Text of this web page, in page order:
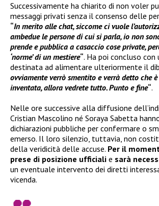
Successivamente ha chiarito di non voler
messaggi privati senza il consenso delle
“In merito alle chat, siccome ci vuole
ambedue le persone di cui si parla, io non
prende e pubblica a casaccio cose private,
‘norme’ di un mestiere“. Ha poi concluso con
destinata ad alimentare ulteriormente il
ovviamente verrò smentito e verrà detto che
inventata, allora vedrete tutto. Punto e fine“.
Nelle ore successive alla diffusione
Cristian Mascolino né Soraya Sabetta
dichiarazioni pubbliche per confermare o
emerso. Il loro silenzio, tuttavia, non
della veridicità delle accuse. Per il
prese di posizione ufficiali e sarà
un eventuale intervento dei diretti
vicenda.